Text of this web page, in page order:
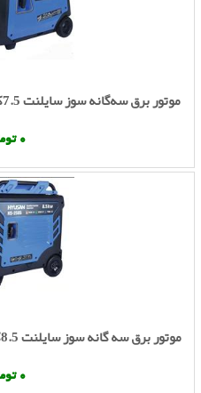
موتور برق سه‌گانه سوز سایلنت 7.5کیلووات هیوسان مدل HS-2575
0 تومان
موتور برق سه گانه سوز سایلنت 8.5کیلووات هیوسان مدل HS-2585
0 تومان